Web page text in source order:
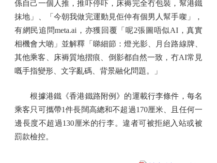
係自己一個人推，推吓停吓，床褥完全冇包裝，幫港鐵
抹地」、「今朝我做完運動見佢仲有個男人幫手㗎」，
有網民追問meta.ai，亦獲回覆「呢2張圖唔似AI，真實
相機會大啲」並解釋「睇細節：燈光影、月台路線牌、
其他乘客、床褥質地摺痕、倒影都自然一致，冇AI常見
嘅手指變形、文字亂碼、背景融化問題。」
根據港鐵《香港鐵路附例》的運載行李條件，每名
乘客只可攜帶1件長闊高總和不超過170厘米、且任何一
邊長度不超過130厘米的行李。違者可被拒絕入站或被
罰款檢控。